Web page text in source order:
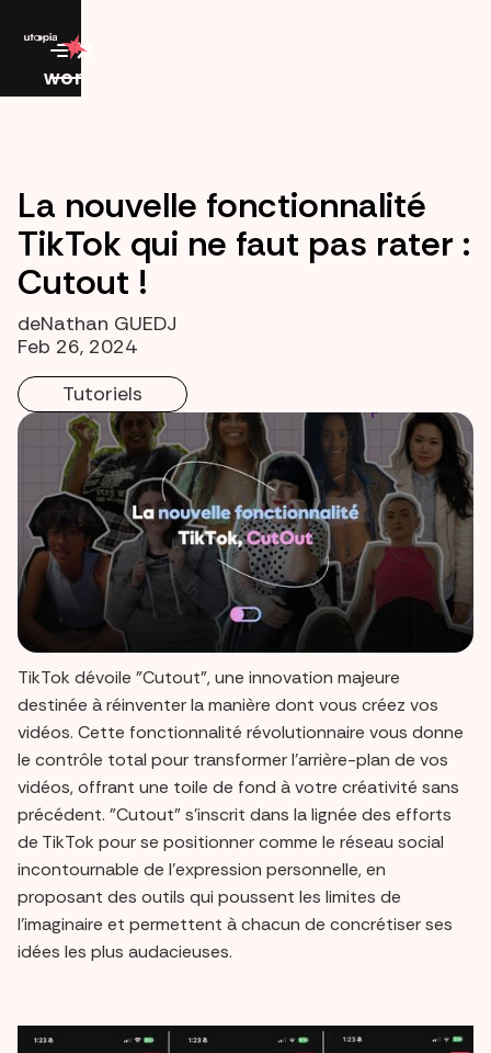
work
La nouvelle fonctionnalité
TikTok qui ne faut pas rater :
Cutout !
deNathan GUEDJ
Feb 26, 2024
Tutoriels
TikTok dévoile "Cutout", une innovation majeure
destinée à réinventer la manière dont vous créez vos
vidéos. Cette fonctionnalité révolutionnaire vous donne
le contrôle total pour transformer l'arrière-plan de vos
vidéos, offrant une toile de fond à votre créativité sans
précédent. "Cutout" s'inscrit dans la lignée des efforts
de TikTok pour se positionner comme le réseau social
incontournable de l'expression personnelle, en
proposant des outils qui poussent les limites de
l'imaginaire et permettent à chacun de concrétiser ses
idées les plus audacieuses.